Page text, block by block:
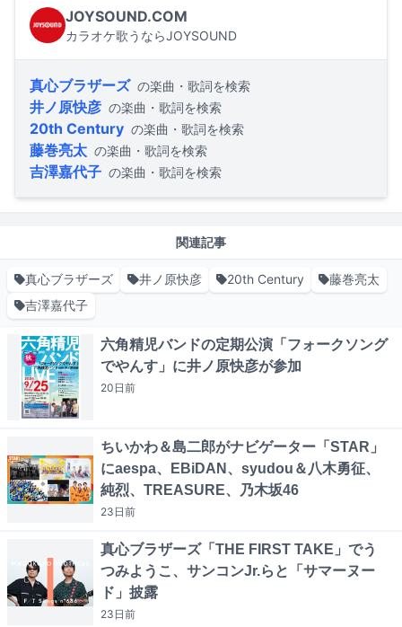
JOYSOUND.COM
カラオケ歌うならJOYSOUND
真心ブラザーズ の楽曲・歌詞を検索
井ノ原快彦 の楽曲・歌詞を検索
20th Century の楽曲・歌詞を検索
藤巻亮太 の楽曲・歌詞を検索
吉澤嘉代子 の楽曲・歌詞を検索
関連記事
真心ブラザーズ 井ノ原快彦 20th Century
藤巻亮太
吉澤嘉代子
六角精児バンドの定期公演「フォークソング
でやんす」に井ノ原快彦が参加
20日前
ちいかわ＆島二郎がナビゲーター「STAR」
にaespa、EBiDAN、syudou＆八木勇征、
純烈、TREASURE、乃木坂46
23日前
真心ブラザーズ「THE FIRST TAKE」でう
つみようこ、サンコンJr.らと「サマーヌー
ド」披露
23日前